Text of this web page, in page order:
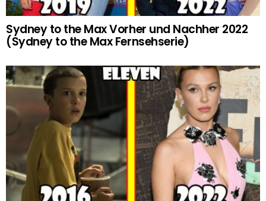
Sydney to the Max Vorher und Nachher 2022
(Sydney to the Max Fernsehserie)